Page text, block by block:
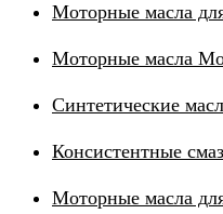
Моторные масла
Моторные масла
Синтетические
Консистентные
Моторные масла